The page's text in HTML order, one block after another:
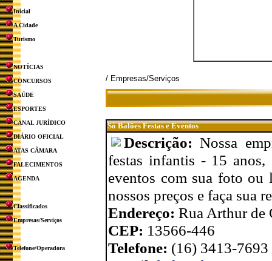
Inicial
A Cidade
Turismo
NOTÍCIAS
CONCURSOS
SAÚDE
ESPORTES
CANAL JURÍDICO
DIÁRIO OFICIAL
ATAS CÂMARA
FALECIMENTOS
AGENDA
Classificados
Empresas/Serviços
Telefone/Operadora
/ Empresas/Serviços
Só Balões Festas e Eventos
Descrição:Nossa
festas infantis - 15 anos,
eventos com sua foto ou
nossos preços e faça sua
Endereço: Rua Arthur
CEP: 13566-446
Telefone: (16) 3413-